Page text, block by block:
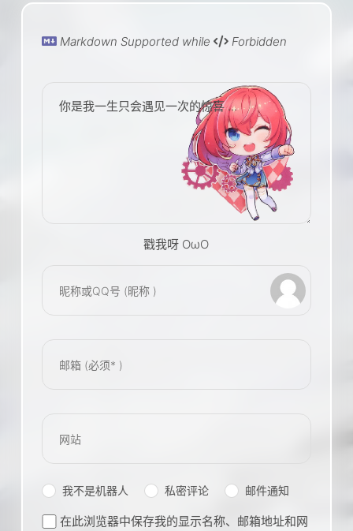
Markdown Supported while Forbidden
你是我一生只会遇见一次的惊喜 ...
戳我呀 OωO
Tieba
我不是机器人 私密评论 邮件通知
在此浏览器中保存我的显示名称、邮箱地址和网